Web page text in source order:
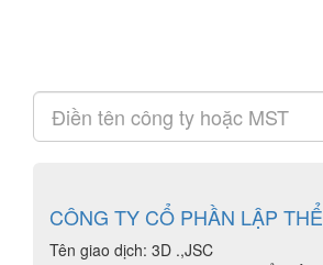
CÔNG TY CỔ PHẦN LẬP THỂ
Tên giao dịch: 3D .,JSC